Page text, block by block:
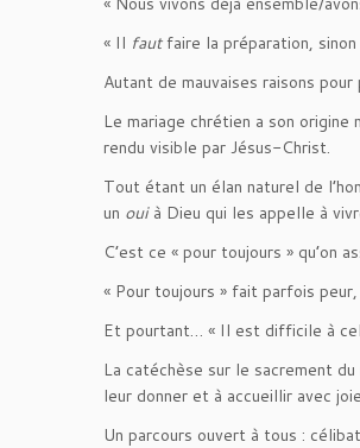
« Il faut faire la préparation,
Autant de mauvaises raisons
Le mariage chrétien a son origine
rendu visible par Jésus-Christ.
Tout étant un élan naturel de
un oui à Dieu qui les appelle à
C’est ce « pour toujours » qu’on
« Pour toujours » fait parfois
Et pourtant… « Il est difficile à
La catéchèse sur le sacrement
leur donner et à accueillir avec
Un parcours ouvert à tous :